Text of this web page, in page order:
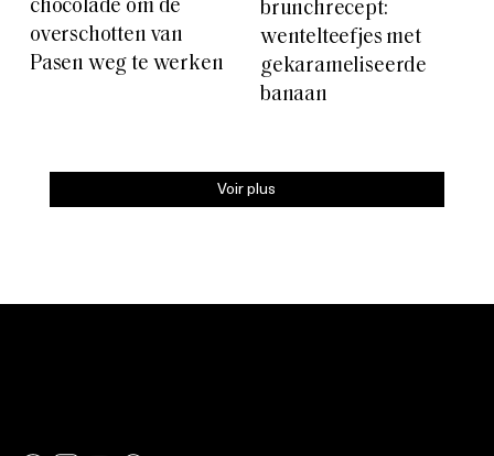
chocolade om de
overschotten van
Pasen weg te werken
brunchrecept:
wentelteefjes met
gekarameliseerde
banaan
Voir plus